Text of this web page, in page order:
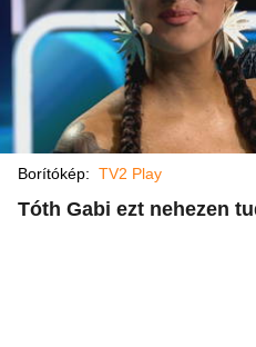
Borítókép: TV2 Play
Tóth Gabi ezt nehezen